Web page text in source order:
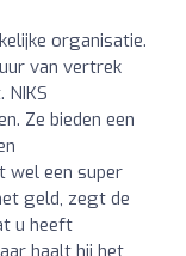
organisatie.
van vertrek
Ze bieden een
wel een super
geld, zegt de
u heeft
haalt hij het